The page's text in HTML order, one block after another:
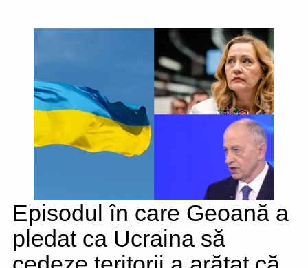
Episodul în care Geoană a
pledat ca Ucraina să